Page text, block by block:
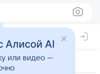
Алисой AI
или видео —